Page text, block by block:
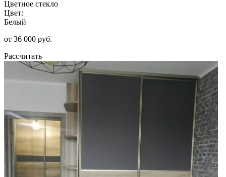
Цветное стекло
Цвет:
Белый
от 36 000 руб.
Рассчитать